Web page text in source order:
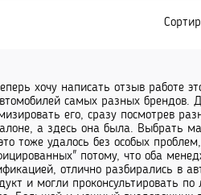
хочу написать отзыв работе
самых разных
его, сразу посмотрев
а здесь она была. Выбрать
тоже удалось без особых
потому, что оба
отлично разбирались в
и могли проконсультировать по